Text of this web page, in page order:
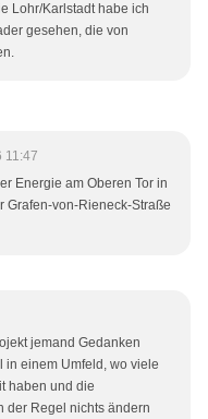
Lohr/Karlstadt habe ich
gesehen, die von
11:47
Energie am Oberen Tor in
Grafen-von-Rieneck-Straße
jemand Gedanken
in einem Umfeld, wo viele
haben und die
der Regel nichts ändern